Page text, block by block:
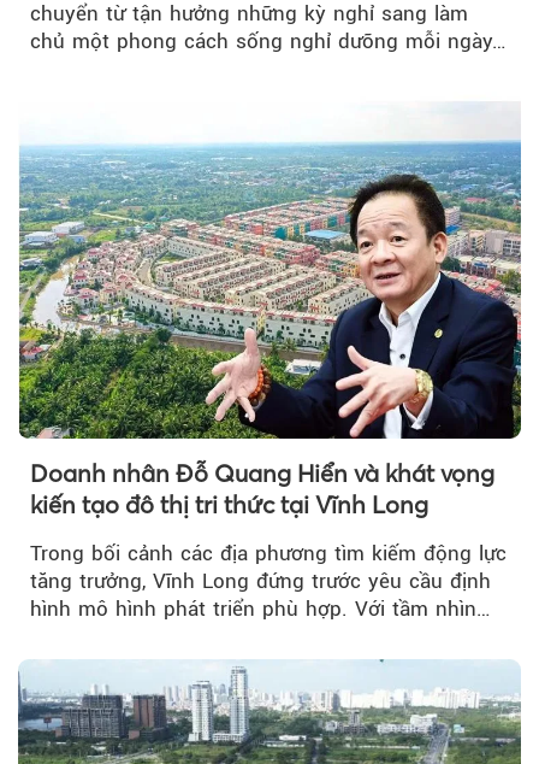
chuyển từ tận hưởng những kỳ nghỉ sang làm
chủ một phong cách sống nghỉ dưỡng mỗi ngày…
Doanh nhân Đỗ Quang Hiển và khát vọng
kiến tạo đô thị tri thức tại Vĩnh Long
Trong bối cảnh các địa phương tìm kiếm động lực
tăng trưởng, Vĩnh Long đứng trước yêu cầu định
hình mô hình phát triển phù hợp. Với tầm nhìn